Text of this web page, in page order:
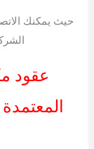
حيث يمكنك
عقود